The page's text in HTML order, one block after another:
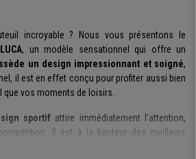
incroyable ? Nous vous présentons le
, un modèle sensationnel qui offre un
un design impressionnant et soigné,
il est en effet conçu pour profiter aussi bien
que vos moments de loisirs.
sportif attire immédiatement l’attention,
Il est à la hauteur des meilleurs